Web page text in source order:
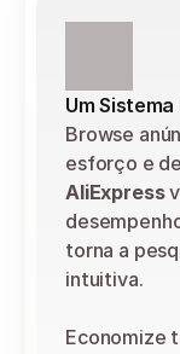
Um
Browse
esforço e
AliExpress
torna a
intuitiva.
Economize